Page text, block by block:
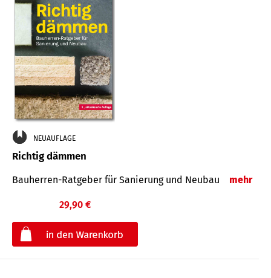
NEUAUFLAGE
Richtig dämmen
Bauherren-Ratgeber für Sanierung und Neubau mehr
29,90 €